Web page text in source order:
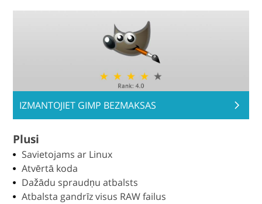
IZMANTOJIET GIMP BEZMAKSAS
Plusi
Savietojams ar Linux
Atvērtā koda
Dažādu spraudņu atbalsts
Atbalsta gandrīz visus RAW failus